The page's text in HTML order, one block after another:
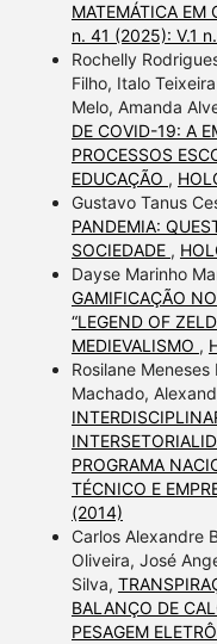
MATEMÁTICA EM
n. 41 (2025): V.1
Rochelly
Filho, Italo
Melo, Amanda
DE COVID-19: A
PROCESSOS
EDUCAÇÃO ,
Gustavo Tanus
PANDEMIA:
SOCIEDADE ,
Dayse Marinho
GAMIFICAÇÃO
“LEGEND OF
MEDIEVALISMO ,
Rosilane
Machado,
PROGRAMA
TÉCNICO E
(2014)
Carlos Alexandre
Oliveira, José
Silva,
BALANÇO DE
PESAGEM